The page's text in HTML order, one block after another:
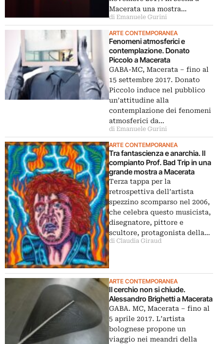
Macerata una mostra…
di Emanuele Gurini
ARTE CONTEMPORANEA
Fenomeni atmosferici e
contemplazione. Donato
Piccolo a Macerata
GABA-MC, Macerata – fino al
15 settembre 2017. Donato
Piccolo induce nel pubblico
un’attitudine alla
contemplazione dei fenomeni
atmosferici da…
di Emanuele Gurini
ARTE CONTEMPORANEA
Tra fantascienza e anarchia. Il
compianto Prof. Bad Trip in una
grande mostra a Macerata
Terza tappa per la
retrospettiva dell’artista
spezzino scomparso nel 2006,
che celebra questo musicista,
disegnatore, pittore e
scultore, protagonista della…
di Claudia Giraud
ARTE CONTEMPORANEA
Il cerchio non si chiude.
Alessandro Brighetti a Macerata
GABA. MC, Macerata – fino al
5 aprile 2017. L’artista
bolognese propone un
viaggio nei meandri della